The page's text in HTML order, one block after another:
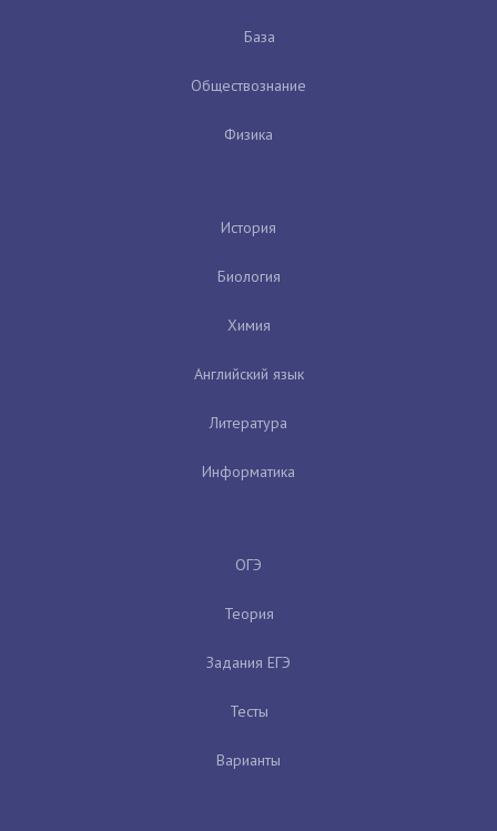
База
Обществознание
Физика
История
Биология
Химия
Английский язык
Литература
Информатика
ОГЭ
Теория
Задания ЕГЭ
Тесты
Варианты